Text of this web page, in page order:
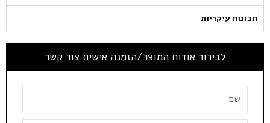
תכונות עיקריות
לבירור אודות המוצר/הזמנה אישית צור קשר